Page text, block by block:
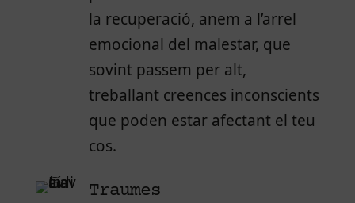
la recuperació, anem a l’arrel
emocional del malestar, que
sovint passem per alt,
treballant creences inconscients
que poden estar afectant el teu
cos.
Traumes